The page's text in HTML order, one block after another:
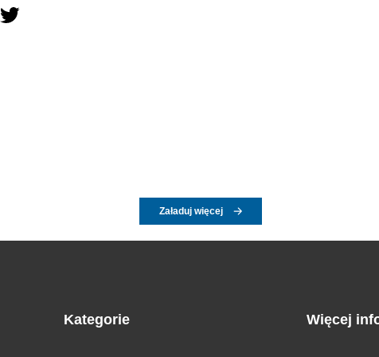
Załaduj więcej
Kategorie Więcej